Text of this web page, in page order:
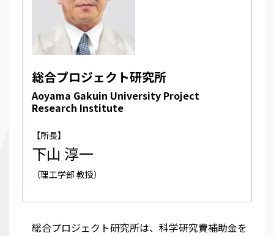
総合プロジェクト研究所
Aoyama Gakuin University Project
Research Institute
【所長】
下山 淳一
（理工学部 教授）
総合プロジェクト研究所は、科学研究費補助金を